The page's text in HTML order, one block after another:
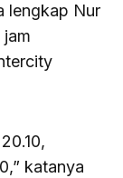
lengkap Nur
katanya